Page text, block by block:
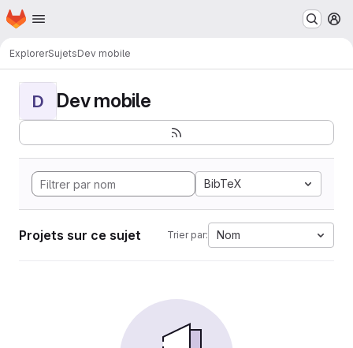
Passer au contenu principal
Page d'accueil
ExplorerSujetsDev mobile
D Dev mobile
BibTeX
Projets sur ce sujet Trier par: Nom